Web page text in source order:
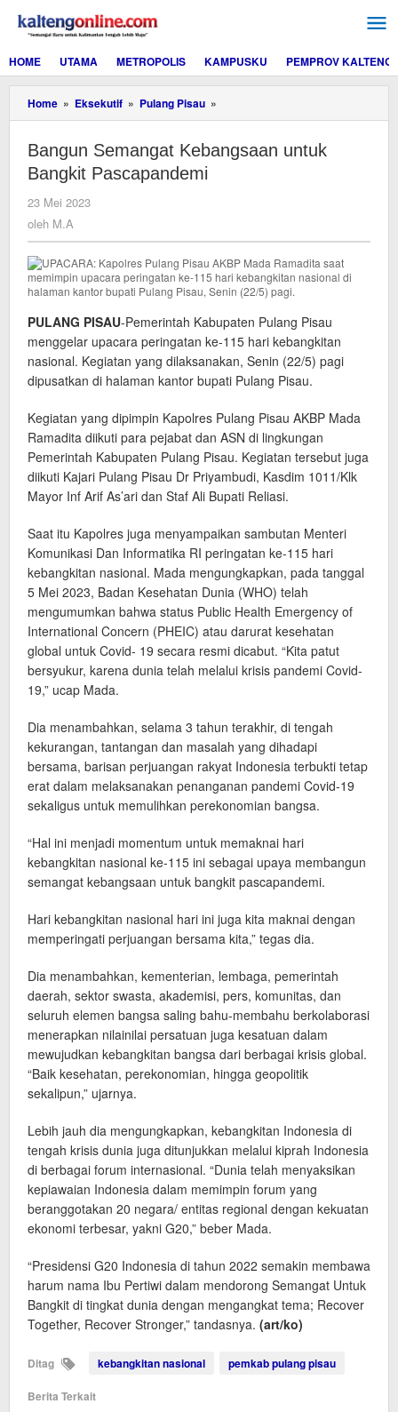
konten
HOME
UTAMA METROPOLIS KAMPUSKU PEMPROV KALTENG
Home » Eksekutif » Pulang Pisau »
Semangat
untuk
Bangun Semangat Kebangsaan untuk
Bangkit Pascapandemi
23 Mei 2023
oleh M.A
PULANG PISAU-Pemerintah Kabupaten Pulang Pisau
menggelar upacara peringatan ke-115 hari kebangkitan
nasional. Kegiatan yang dilaksanakan, Senin (22/5) pagi
dipusatkan di halaman kantor bupati Pulang Pisau.
Kegiatan yang dipimpin Kapolres Pulang Pisau AKBP Mada
Ramadita diikuti para pejabat dan ASN di lingkungan
Pemerintah Kabupaten Pulang Pisau. Kegiatan tersebut juga
diikuti Kajari Pulang Pisau Dr Priyambudi, Kasdim 1011/Klk
Mayor Inf Arif As’ari dan Staf Ali Bupati Reliasi.
Saat itu Kapolres juga menyampaikan sambutan Menteri
Komunikasi Dan Informatika RI peringatan ke-115 hari
kebangkitan nasional. Mada mengungkapkan, pada tanggal
5 Mei 2023, Badan Kesehatan Dunia (WHO) telah
mengumumkan bahwa status Public Health Emergency of
International Concern (PHEIC) atau darurat kesehatan
global untuk Covid- 19 secara resmi dicabut. “Kita patut
bersyukur, karena dunia telah melalui krisis pandemi Covid-
19,” ucap Mada.
Dia menambahkan, selama 3 tahun terakhir, di tengah
kekurangan, tantangan dan masalah yang dihadapi
bersama, barisan perjuangan rakyat Indonesia terbukti tetap
erat dalam melaksanakan penanganan pandemi Covid-19
sekaligus untuk memulihkan perekonomian bangsa.
“Hal ini menjadi momentum untuk memaknai hari
kebangkitan nasional ke-115 ini sebagai upaya membangun
semangat kebangsaan untuk bangkit pascapandemi.
Hari kebangkitan nasional hari ini juga kita maknai dengan
memperingati perjuangan bersama kita,” tegas dia.
Dia menambahkan, kementerian, lembaga, pemerintah
daerah, sektor swasta, akademisi, pers, komunitas, dan
seluruh elemen bangsa saling bahu-membahu berkolaborasi
menerapkan nilainilai persatuan juga kesatuan dalam
mewujudkan kebangkitan bangsa dari berbagai krisis global.
“Baik kesehatan, perekonomian, hingga geopolitik
sekalipun,” ujarnya.
Lebih jauh dia mengungkapkan, kebangkitan Indonesia di
tengah krisis dunia juga ditunjukkan melalui kiprah Indonesia
di berbagai forum internasional. “Dunia telah menyaksikan
kepiawaian Indonesia dalam memimpin forum yang
beranggotakan 20 negara/ entitas regional dengan kekuatan
ekonomi terbesar, yakni G20,” beber Mada.
“Presidensi G20 Indonesia di tahun 2022 semakin membawa
harum nama Ibu Pertiwi dalam mendorong Semangat Untuk
Bangkit di tingkat dunia dengan mengangkat tema; Recover
Together, Recover Stronger,” tandasnya. (art/ko)
Ditag kebangkitan nasional pemkab pulang pisau
Berita Terkait